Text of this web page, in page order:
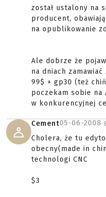
został ustalony na
producent,
na opublikowanie
Ale dobrze że
na dniach
99$ + gp30 (też
poczekam sobie na
w konkurencyjnej
Cement05-06-2008
Cholera, że tu
obecny(made in
technologi CNC
$3